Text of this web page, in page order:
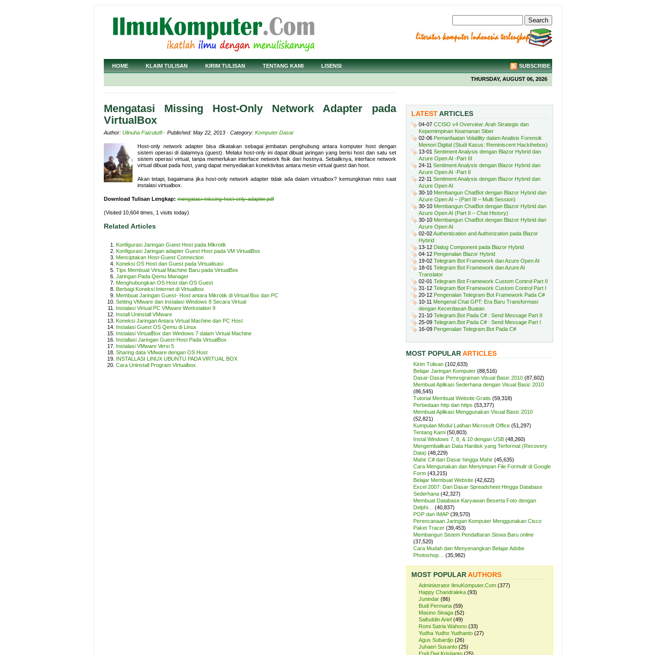
HOME KLAIM TULISAN KIRIM TULISAN TENTANG KAMI LISENSI SUBSCRIBE
THURSDAY, AUGUST 06, 2026
Mengatasi Missing Host-Only Network Adapter pada
VirtualBox
Author: Ulinuha Faizulutfi· Published: May 22, 2013 · Category: Komputer Dasar
Host-only network adapter bisa dikatakan sebagai jembatan penghubung antara komputer host dengan
sistem operasi di dalamnya (guest). Melalui host-only ini dapat dibuat jaringan yang berisi host dan satu set
sistem operasi virtual, tanpa memerlukan interface network fisik dari hostnya. Sebaliknya, interface network
virtual dibuat pada host, yang dapat menyediakan konektivitas antara mesin virtual guest dan host.
Akan tetapi, bagaimana jika host-only network adapter tidak ada dalam virtualbox? kemungkinan miss saat
instalasi virtualbox.
Download Tulisan Lengkap: mengatasi-missing-host-only-adapter.pdf
(Visited 10,604 times, 1 visits today)
Related Articles
Konfigurasi Jaringan Guest Host pada Mikrotik
Konfigurasi Jaringan adapter Guest Host pada VM VirtualBox
Menciptakan Host-Guest Connection
Koneksi OS Host dan Guest pada Virtualisasi
Tips Membuat Virtual Machine Baru pada VirtualBox
Jaringan Pada Qemu Manager
Menghubungkan OS Host dan OS Guest
Berbagi Koneksi Internet di Virtualbox
Membuat Jaringan Guest- Host antara Mikrotik di Virtual Box dan PC
Setting VMware dan Instalasi Windows 8 Secara Virtual
Instalasi Virtual PC VMware Workstation 9
Install Uninstall VMware
Koneksi Jaringan Antara Virtual Machine dan PC Host
Instalasi Guest OS Qemu di Linux
Instalasi VirtualBox dan Windows 7 dalam Virtual Machine
Installasi Jaringan Guest-Host Pada VirtualBox
Instalasi VMware Versi 5
Sharing data VMware dengan OS Host
INSTALLASI LINUX UBUNTU PADA VIRTUAL BOX
Cara Uninstall Program Virtualbox
LATESTARTICLES
04-07 CCISO v4 Overview: Arah Strategis dan
Kepemimpinan Keamanan Siber
02-06 Pemanfaatan Volatility dalam Analisis Forensik
Memori Digital (Studi Kasus: Reminiscent Hackthebox)
13-01 Sentiment Analysis dengan Blazor Hybrid dan
Azure Open AI -Part III
24-11 Sentiment Analysis dengan Blazor Hybrid dan
Azure Open AI -Part II
22-11 Sentiment Analysis dengan Blazor Hybrid dan
Azure Open AI
30-10 Membangun ChatBot dengan Blazor Hybrid dan
Azure Open AI – (Part III – Multi Session)
30-10 Membangun ChatBot dengan Blazor Hybrid dan
Azure Open AI (Part II – Chat History)
30-10 Membangun ChatBot dengan Blazor Hybrid dan
Azure Open AI
02-02Authentication and Authorization pada Blazor
Hybrid
13-12 Dialog Component pada Blazor Hybrid
04-12 Pengenalan Blazor Hybrid
19-02 Telegram Bot Framework dan Azure Open AI
18-01 Telegram Bot Framework dan Azure AI
Translator
02-01 Telegram Bot Framework Custom Control Part II
31-12 Telegram Bot Framework Custom Control Part I
20-12 Pengenalan Telegram Bot Framework Pada C#
10-11 Mengenal Chat GPT: Era Baru Transformasi
dengan Kecerdasan Buatan
21-10 Telegram.Bot Pada C# : Send Message Part II
25-09 Telegram.Bot Pada C# : Send Message Part I
16-09 Pengenalan Telegram.Bot Pada C#
MOST POPULARARTICLES
Kirim Tulisan (102,633)
Belajar Jaringan Komputer (88,516)
Dasar-Dasar Pemrograman Visual Basic 2010 (87,602)
Membuat Aplikasi Sederhana dengan Visual Basic 2010
(86,545)
Tutorial Membuat Website Gratis (59,318)
Perbedaan http dan https (53,377)
Membuat Aplikasi Menggunakan Visual Basic 2010
(52,821)
Kumpulan Modul Latihan Microsoft Office (51,297)
Tentang Kami (50,803)
Instal Windows 7, 8, & 10 dengan USB (48,260)
Mengembalikan Data Hardisk yang Terformat (Recovery
Data) (48,229)
Mahir C# dari Dasar hingga Mahir (45,635)
Cara Mengunakan dan Menyimpan File Formulir di Google
Form (43,215)
Belajar Membuat Website (42,622)
Excel 2007: Dari Dasar Spreadsheet Hingga Database
Sederhana (42,327)
Membuat Database Karyawan Beserta Foto dengan
Delphi…
(40,837)
POP dan IMAP (39,570)
Perencanaan Jaringan Komputer Menggunakan Cisco
Paket Tracer (39,453)
Membangun Sistem Pendaftaran Siswa Baru online
(37,520)
Cara Mudah dan Menyenangkan Belajar Adobe
Photoshop…
(35,982)
MOST POPULARAUTHORS
Administrator IlmuKomputer.Com (377)
Happy Chandraleka (93)
Junindar (86)
Budi Permana (59)
Masino Sinaga (52)
Saifuddin Arief (49)
Romi Satria Wahono (33)
Yudha Yudho Yudhanto (27)
Agus Subardjo (26)
Juhaeri Susanto (25)
Endi Dwi Kristianto (25)